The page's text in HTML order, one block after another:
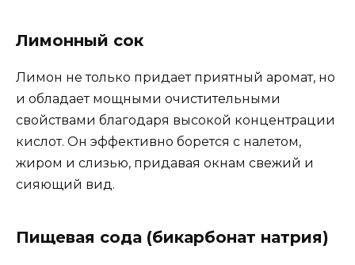
Лимонный сок
Лимон не только придает приятный аромат, но
и обладает мощными очистительными
свойствами благодаря высокой концентрации
кислот. Он эффективно борется с налетом,
жиром и слизью, придавая окнам свежий и
сияющий вид.
Пищевая сода (бикарбонат натрия)